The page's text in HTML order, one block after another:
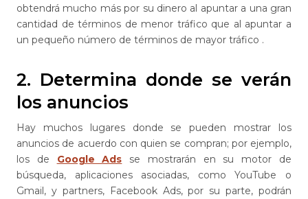
obtendrá mucho más por su dinero al apuntar a una gran
cantidad de términos de menor tráfico que al apuntar a
un pequeño número de términos de mayor tráfico .
2. Determina donde se verán
los anuncios
Hay muchos lugares donde se pueden mostrar los
anuncios de acuerdo con quien se compran; por ejemplo,
los de Google Ads se mostrarán en su motor de
búsqueda, aplicaciones asociadas, como YouTube o
Gmail, y partners, Facebook Ads, por su parte, podrán